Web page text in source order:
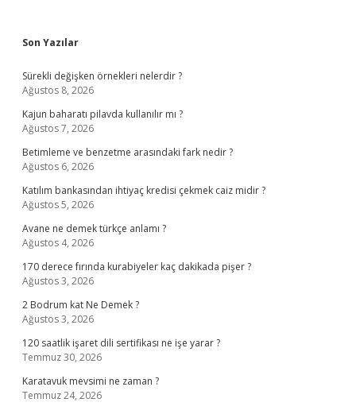
Sidebar
Son Yazılar
Sürekli değişken örnekleri nelerdir ?
Ağustos 8, 2026
Kajun baharatı pilavda kullanılır mı ?
Ağustos 7, 2026
Betimleme ve benzetme arasındaki fark nedir ?
Ağustos 6, 2026
Katılım bankasından ihtiyaç kredisi çekmek caiz midir ?
Ağustos 5, 2026
Avane ne demek türkçe anlamı ?
Ağustos 4, 2026
170 derece fırında kurabiyeler kaç dakikada pişer ?
Ağustos 3, 2026
2 Bodrum kat Ne Demek ?
Ağustos 3, 2026
120 saatlik işaret dili sertifikası ne işe yarar ?
Temmuz 30, 2026
Karatavuk mevsimi ne zaman ?
Temmuz 24, 2026